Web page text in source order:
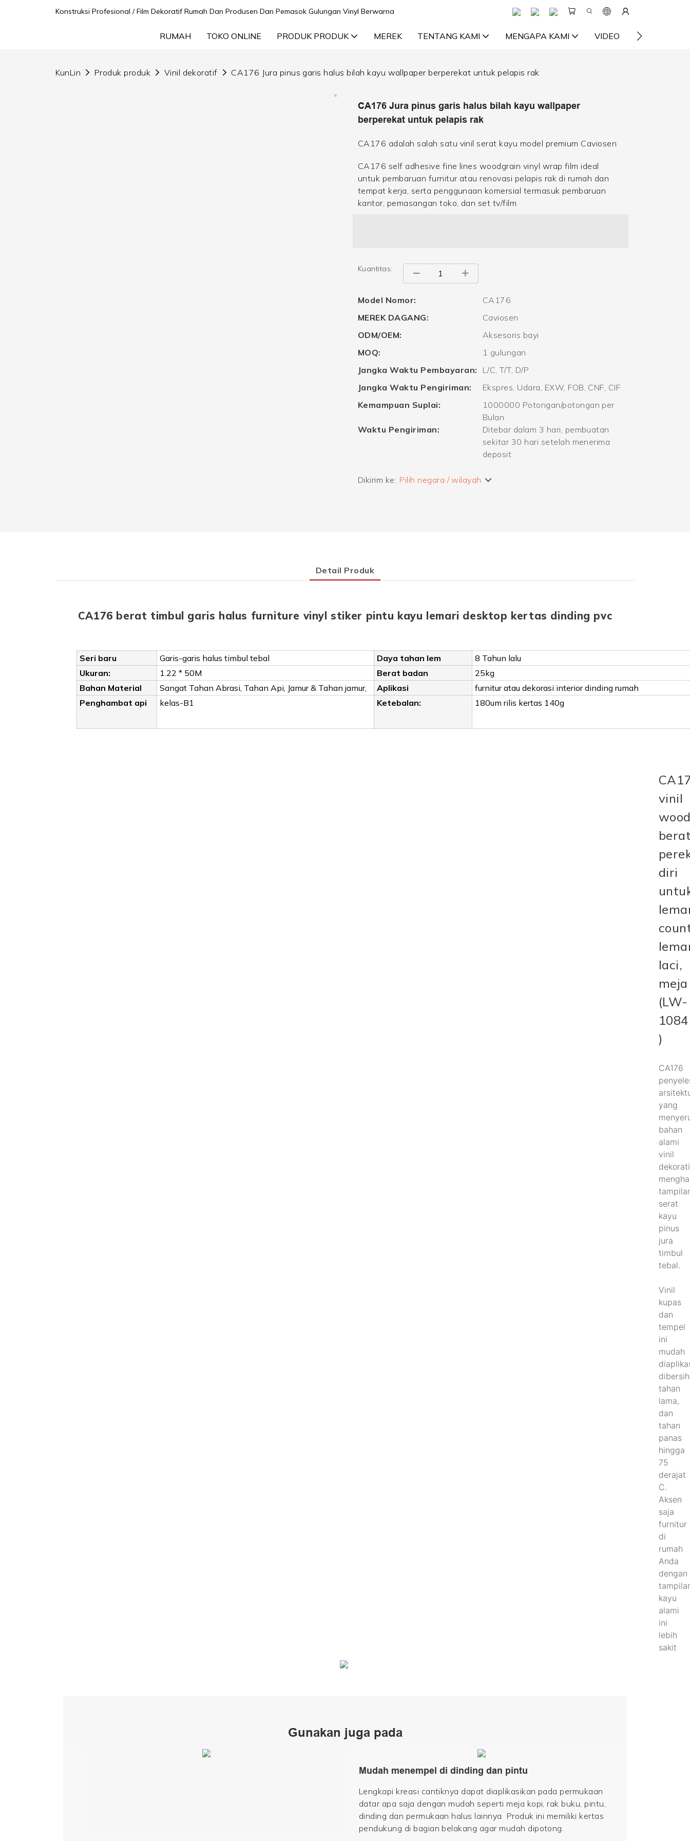
Konstruksi Profesional / Film Dekoratif Rumah Dan Produsen Dan Pemasok Gulungan Vinyl Berwarna
RUMAH TOKO ONLINE PRODUK PRODUK MEREK TENTANG KAMI MENGAPA KAMI VIDEO SUMBER
KunLin Produk produk Vinil dekoratif CA176 Jura pinus garis halus bilah kayu wallpaper berperekat untuk pelapis rak
CA176 Jura pinus garis halus bilah kayu wallpaper
berperekat untuk pelapis rak
CA176 adalah salah satu vinil serat kayu model premium Caviosen
CA176 self adhesive fine lines woodgrain vinyl wrap film ideal
untuk pembaruan furnitur atau renovasi pelapis rak di rumah dan
tempat kerja, serta penggunaan komersial termasuk pembaruan
kantor, pemasangan toko, dan set tv/film
Kuantitas:
Model Nomor:
CA176
MEREK DAGANG:
Caviosen
ODM/OEM:
Aksesoris bayi
MOQ:
1 gulungan
Jangka Waktu Pembayaran:
L/C, T/T, D/P
Jangka Waktu Pengiriman:
Ekspres, Udara, EXW, FOB, CNF, CIF
Kemampuan Suplai:
1000000 Potongan/potongan per
Bulan
Waktu Pengiriman:
Ditebar dalam 3 hari, pembuatan
sekitar 30 hari setelah menerima
deposit
Dikirim ke: Pilih negara / wilayah
Detail Produk
CA176 berat timbul garis halus furniture vinyl stiker pintu kayu lemari desktop kertas dinding pvc
Seri baru Garis-garis halus timbul tebal Daya tahan lem
8 Tahun lalu
Ukuran:
1.22 * 50M Berat badan
25kg
Bahan Material
Sangat Tahan Abrasi, Tahan Api, Jamur & Tahan jamur, Aplikasi
furnitur atau dekorasi interior dinding rumah
Penghambat api
kelas-B1 Ketebalan: 180um rilis kertas 140g
vinil
diri
laci,
meja
(LW-
1084
)
CA176
yang
bahan
alami
vinil
serat
kayu
pinus
jura
timbul
tebal.
Vinil
kupas
dan
tempel
ini
mudah
tahan
lama,
dan
tahan
panas
hingga
75
derajat
C.
Aksen
saja
furnitur
di
rumah
Anda
dengan
kayu
alami
ini
lebih
sakit
Gunakan juga pada
Mudah menempel di dinding dan pintu
Lengkapi kreasi cantiknya dapat diaplikasikan pada permukaan
datar apa saja dengan mudah seperti meja kopi, rak buku, pintu,
dinding dan permukaan halus lainnya Produk ini memiliki kertas
pendukung di bagian belakang agar mudah dipotong.